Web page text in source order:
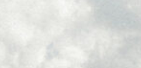
Am zweiten Advent laden wir Dich